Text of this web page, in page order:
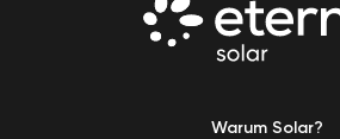
Warum Solar?